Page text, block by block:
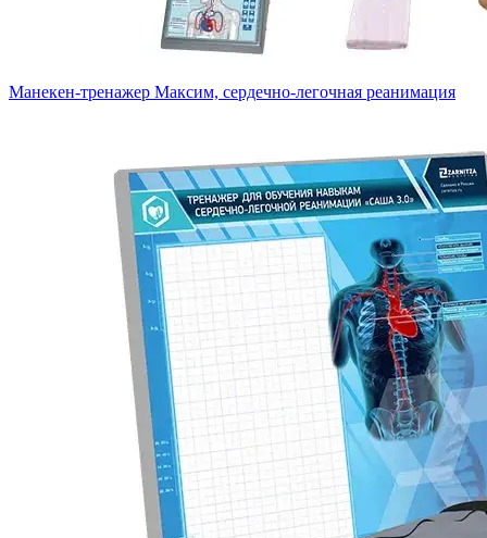
Манекен-тренажер Максим, сердечно-легочная реанимация